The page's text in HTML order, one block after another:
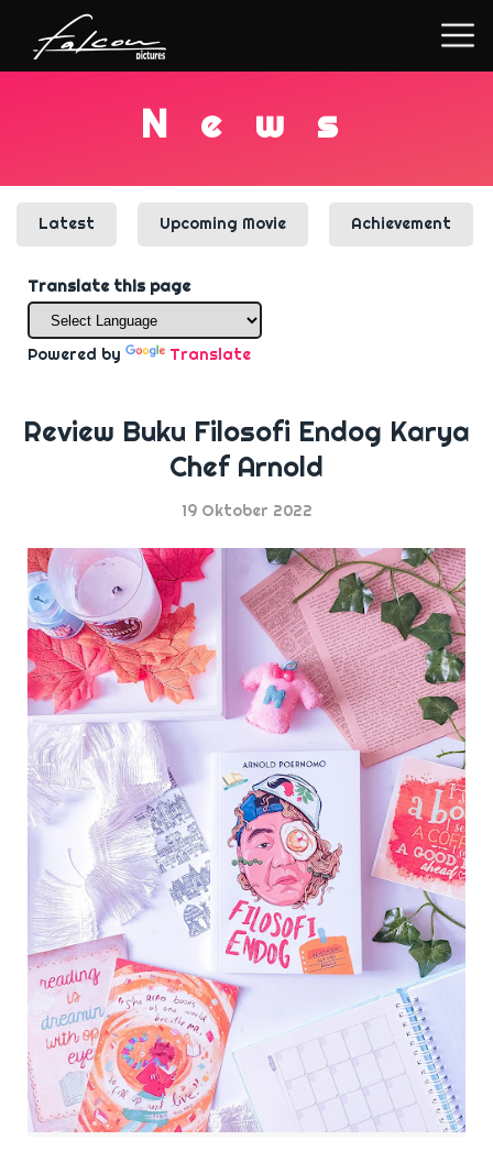
N e w s
Latest Upcoming Movie Achievement
Translate this page
Powered by Translate
Review Buku Filosofi Endog Karya
Chef Arnold
19 Oktober 2022